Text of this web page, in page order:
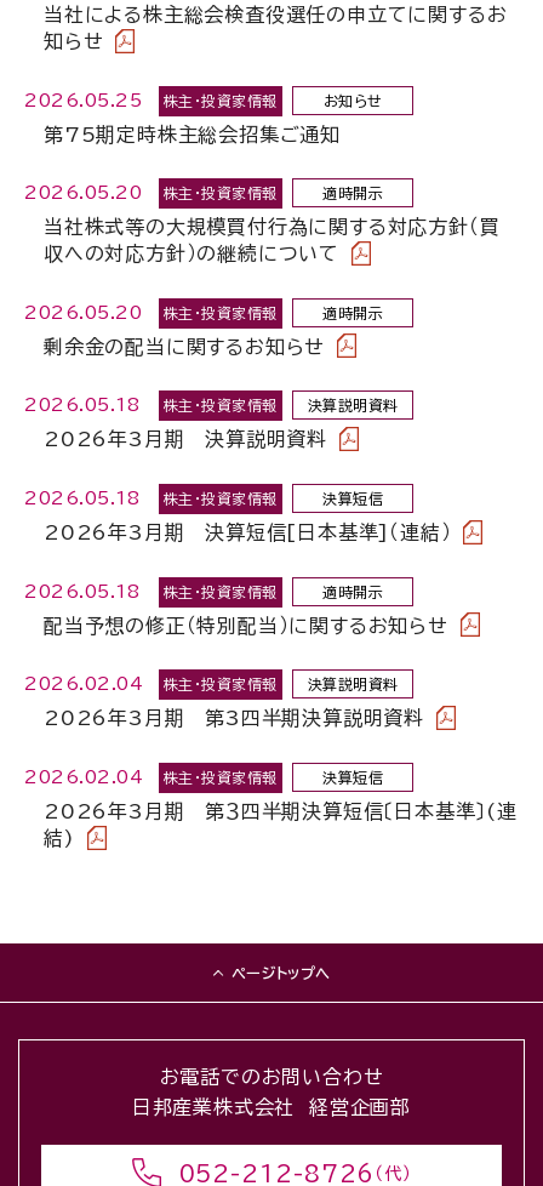
当社による株主総会検査役選任の申立てに関するお
知らせ
2026.05.25 株主・投資家情報 お知らせ
第75期定時株主総会招集ご通知
2026.05.20 株主・投資家情報 適時開示
当社株式等の大規模買付行為に関する対応方針（買
収への対応方針）の継続について
2026.05.20 株主・投資家情報 適時開示
剰余金の配当に関するお知らせ
2026.05.18 株主・投資家情報 決算説明資料
2026年3月期 決算説明資料
2026.05.18 株主・投資家情報 決算短信
2026年3月期 決算短信[日本基準]（連結）
2026.05.18 株主・投資家情報 適時開示
配当予想の修正（特別配当）に関するお知らせ
2026.02.04 株主・投資家情報 決算説明資料
2026年3月期 第3四半期決算説明資料
2026.02.04 株主・投資家情報 決算短信
2026年3月期 第３四半期決算短信〔日本基準〕(連
結)
ページトップへ
お電話でのお問い合わせ
日邦産業株式会社 経営企画部
052-212-8726 （代）